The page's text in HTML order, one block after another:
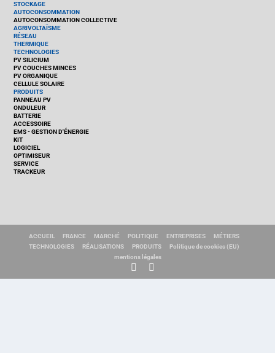
STOCKAGE
AUTOCONSOMMATION
AUTOCONSOMMATION COLLECTIVE
AGRIVOLTAÏSME
RÉSEAU
THERMIQUE
TECHNOLOGIES
PV SILICIUM
PV COUCHES MINCES
PV ORGANIQUE
CELLULE SOLAIRE
PRODUITS
PANNEAU PV
ONDULEUR
BATTERIE
ACCESSOIRE
EMS - GESTION D'ÉNERGIE
KIT
LOGICIEL
OPTIMISEUR
SERVICE
TRACKEUR
ACCUEIL FRANCE MARCHÉ POLITIQUE ENTREPRISES
MÉTIERS
TECHNOLOGIES
RÉALISATIONS PRODUITS
Politique de cookies (EU)
mentions légales